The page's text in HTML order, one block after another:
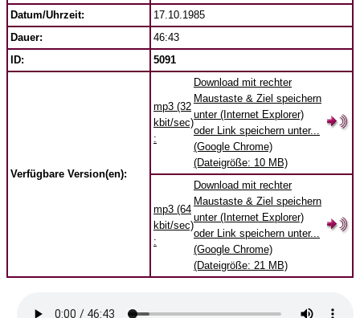
Datum/Uhrzeit:
17.10.1985
Dauer:
46:43
ID:
5091
Verfügbare Version(en):
mp3 (32
kbit/sec)
:
Download mit rechter
Maustaste & Ziel speichern
unter (Internet Explorer)
oder Link speichern unter...
(Google Chrome)
(Dateigröße: 10 MB)
mp3 (64
kbit/sec)
:
Download mit rechter
Maustaste & Ziel speichern
unter (Internet Explorer)
oder Link speichern unter...
(Google Chrome)
(Dateigröße: 21 MB)